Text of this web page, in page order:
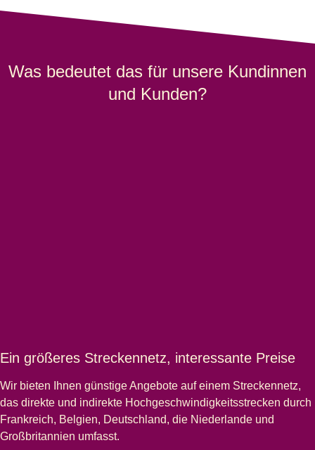
Was bedeutet das für unsere Kundinnen
und Kunden?
Ein größeres Streckennetz, interessante Preise
Wir bieten Ihnen günstige Angebote auf einem Streckennetz,
das direkte und indirekte Hochgeschwindigkeitsstrecken durch
Frankreich, Belgien, Deutschland, die Niederlande und
Großbritannien umfasst.